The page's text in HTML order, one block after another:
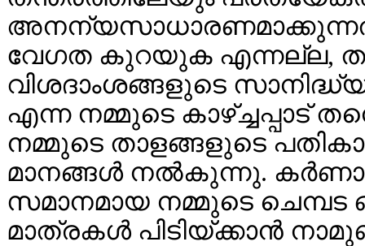
വേഗത കുറയുക എന്നല്ല,
വിശദാംശങ്ങളുടെ
എന്ന നമ്മുടെ
നമ്മുടെ താളങ്ങളുടെ
മാനങ്ങൾ നൽകുന്നു.
സമാനമായ നമ്മുടെ ചെമ്പട
മാത്രകൾ പിടിയ്ക്കാൻ